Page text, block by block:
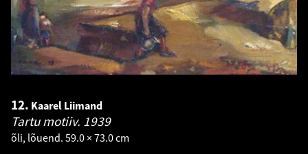
12. Kaarel Liimand
Tartu motiiv. 1939
õli, lõuend. 59.0 × 73.0 cm